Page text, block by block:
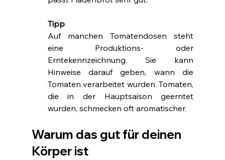
Tipp
Auf manchen Tomatendosen steht
eine Produktions- oder
Erntekennzeichnung. Sie kann
Hinweise darauf geben, wann die
Tomaten verarbeitet wurden. Tomaten,
die in der Hauptsaison geerntet
wurden, schmecken oft aromatischer.
Warum das gut für deinen
Körper ist